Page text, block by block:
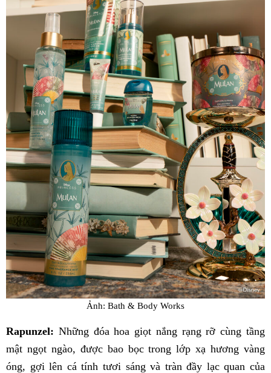
Ảnh: Bath & Body Works
Rapunzel: Những đóa hoa giọt nắng rạng rỡ cùng tầng
mật ngọt ngào, được bao bọc trong lớp xạ hương vàng
óng, gợi lên cá tính tươi sáng và tràn đầy lạc quan của